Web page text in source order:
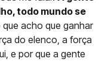
todo mundo se
que acho que ganhar
do elenco, a força
e por que a gente